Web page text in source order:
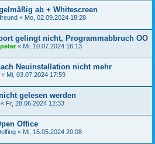
ab + Whitescreen
« Mo, 02.09.2024 18:28
gelingt nicht, Programmabbruch OO
« Mi, 10.07.2024 16:13
Neuinstallation nicht mehr
« Mi, 03.07.2024 17:59
gelesen werden
« Fr, 28.06.2024 12:33
Office
« Mi, 15.05.2024 20:08